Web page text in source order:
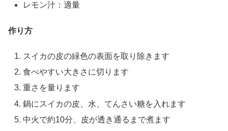
レモン汁：適量
作り方
スイカの皮の緑色の表面を取り除きます
食べやすい大きさに切ります
重さを量ります
鍋にスイカの皮、水、てんさい糖を入れます
中火で約10分、皮が透き通るまで煮ます